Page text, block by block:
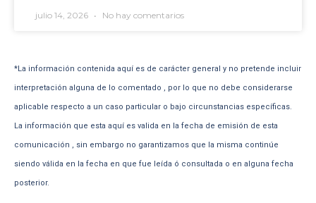
julio 14, 2026 No hay comentarios
*La información contenida aquí es de carácter general y no pretende incluir
interpretación alguna de lo comentado , por lo que no debe considerarse
aplicable respecto a un caso particular o bajo circunstancias específicas.
La información que esta aquí es valida en la fecha de emisión de esta
comunicación , sin embargo no garantizamos que la misma continúe
siendo válida en la fecha en que fue leída ó consultada o en alguna fecha
posterior.